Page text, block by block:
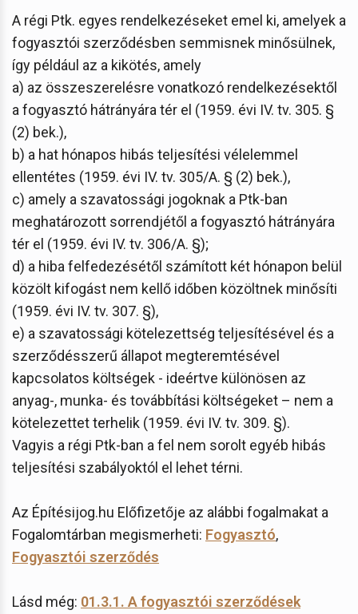
A régi Ptk. egyes rendelkezéseket emel ki, amelyek a
fogyasztói szerződésben semmisnek minősülnek,
így például az a kikötés, amely
a) az összeszerelésre vonatkozó rendelkezésektől
a fogyasztó hátrányára tér el (1959. évi IV. tv. 305. §
(2) bek.),
b) a hat hónapos hibás teljesítési vélelemmel
ellentétes (1959. évi IV. tv. 305/A. § (2) bek.),
c) amely a szavatossági jogoknak a Ptk-ban
meghatározott sorrendjétől a fogyasztó hátrányára
tér el (1959. évi IV. tv. 306/A. §);
d) a hiba felfedezésétől számított két hónapon belül
közölt kifogást nem kellő időben közöltnek minősíti
(1959. évi IV. tv. 307. §),
e) a szavatossági kötelezettség teljesítésével és a
szerződésszerű állapot megteremtésével
kapcsolatos költségek - ideértve különösen az
anyag-, munka- és továbbítási költségeket – nem a
kötelezettet terhelik (1959. évi IV. tv. 309. §).
Vagyis a régi Ptk-ban a fel nem sorolt egyéb hibás
teljesítési szabályoktól el lehet térni.
Az Építésijog.hu Előfizetője az alábbi fogalmakat a
Fogalomtárban megismerheti: Fogyasztó,
Fogyasztói szerződés
Lásd még: 01.3.1. A fogyasztói szerződések